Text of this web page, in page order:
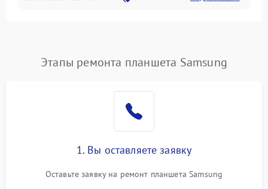
Сеть и интернет
Память и данные
Режим работы
Этапы ремонта планшета Samsung
1. Вы оставляете заявку
Оставьте заявку на ремонт планшета Samsung